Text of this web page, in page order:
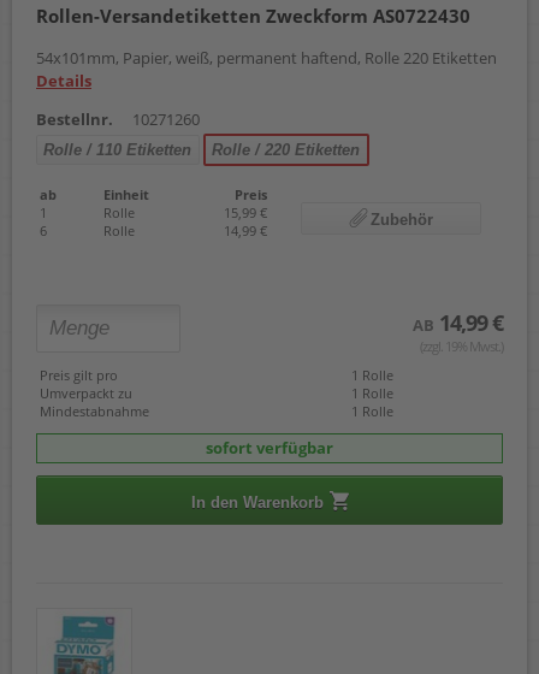
Rollen-Versandetiketten Zweckform AS0722430
54x101mm, Papier, weiß, permanent haftend, Rolle 220 Etiketten
Details
Bestellnr.
10271260
Rolle / 110 Etiketten Rolle / 220 Etiketten
ab Einheit
Preis
1
Rolle
15,99 €
6
Rolle 14,99 €
Zubehör
AB 14,99 €
(zzgl. 19% Mwst.)
Preis gilt pro
1 Rolle
Umverpackt zu
1 Rolle
Mindestabnahme
1 Rolle
sofort verfügbar
In den Warenkorb